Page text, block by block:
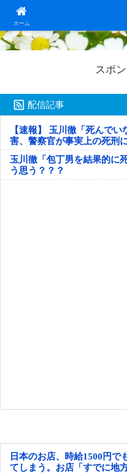
ホーム日本第一！ニュース
スポ
配信記事
【速報】 玉川徹「死んで
害、警察官が事実上の死刑に
玉川徹「包丁男を結果的に
う思う？？？
日本のお店、時給1500円で
てしまう。お店「すでに地